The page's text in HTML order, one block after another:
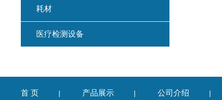
耗材
医疗检测设备
首 页 | 产品展示 | 公司介绍 |